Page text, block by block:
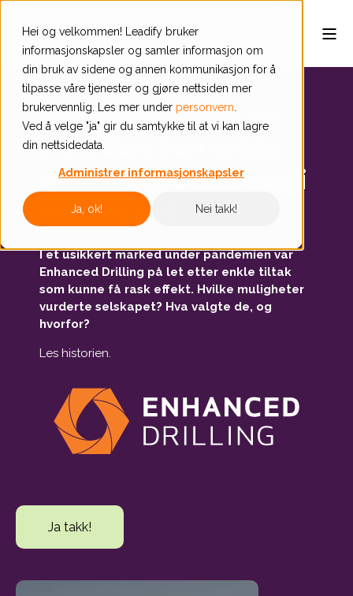
Hei og velkommen! Leadify bruker
informasjonskapsler og samler informasjon om
din bruk av sidene og annen kommunikasjon for å
tilpasse våre tjenester og gjøre nettsiden mer
brukervennlig. Les mer under personvern
Ved å velge "ja" gir du samtykke til at vi kan lagre
din nettsidedata.
Administrer informasjonskapsler
Ja, ok! Nei takk!
Case study: Verdien av en god B2B nettside!
Hvordan kan enkle
grep på nettsidene gi
resultater?
I et usikkert marked under pandemien var
Enhanced Drilling på let etter enkle tiltak
som kunne få rask effekt. Hvilke muligheter
vurderte selskapet? Hva valgte de, og
hvorfor?
Les historien.
Ja takk!